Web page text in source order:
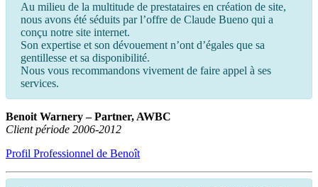
Au milieu de la multitude de prestataires en création de site,
nous avons été séduits par l’offre de Claude Bueno qui a
conçu notre site internet.
Son expertise et son dévouement n’ont d’égales que sa
gentillesse et sa disponibilité.
Nous vous recommandons vivement de faire appel à ses
services.
Benoit Warnery – Partner, AWBC
Client période 2006-2012
Profil Professionnel de Benoît